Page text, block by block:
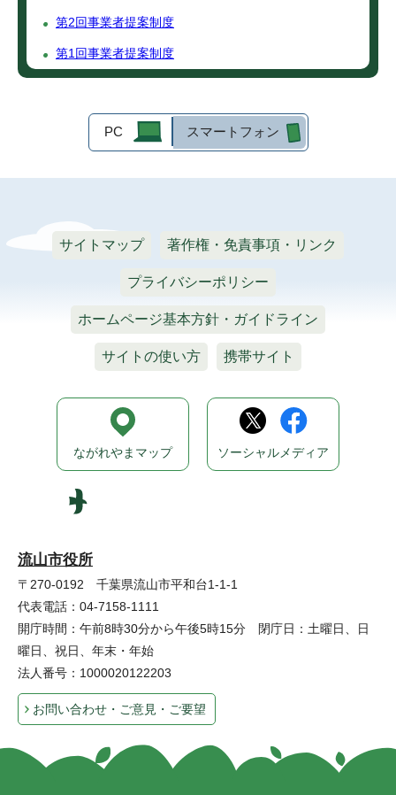
第2回事業者提案制度
第1回事業者提案制度
PC スマートフォン
サイトマップ 著作権・免責事項・リンク
プライバシーポリシー
ホームページ基本方針・ガイドライン
サイトの使い方 携帯サイト
流山市役所
〒270-0192 千葉県流山市平和台1-1-1
代表電話：04-7158-1111
開庁時間：午前8時30分から午後5時15分 閉庁日：土曜日、日
曜日、祝日、年末・年始
法人番号：1000020122203
お問い合わせ・ご意見・ご要望
ながれやまマップ ソーシャルメディア